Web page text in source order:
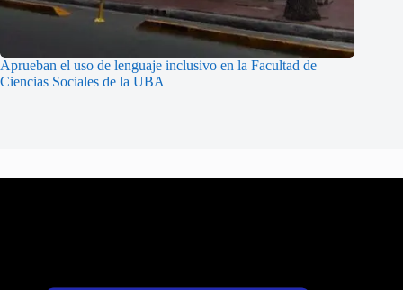
Aprueban el uso de lenguaje inclusivo en la Facultad de
Ciencias Sociales de la UBA